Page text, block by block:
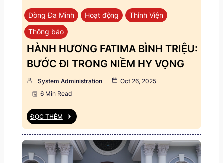
Dòng Đa Minh Hoạt động
Thỉnh Viện
Thông báo
HÀNH HƯƠNG FATIMA BÌNH TRIỆU:
BƯỚC ĐI TRONG NIỀM HY VỌNG
System Administration
Oct 26, 2025
6 Min Read
ĐỌC THÊM